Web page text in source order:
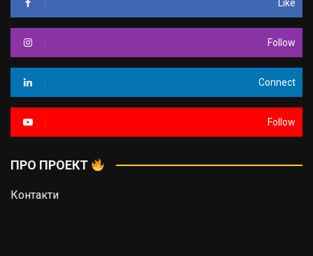
Like
Follow
Connect
Follow
ПРО ПРОЕКТ
Контакти